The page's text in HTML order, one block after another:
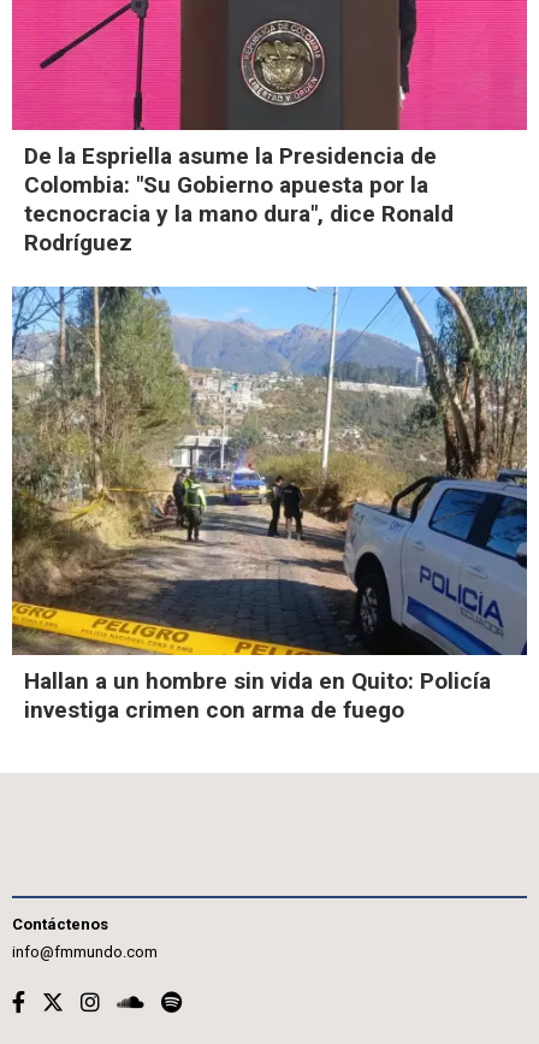
De la Espriella asume la Presidencia de
Colombia: "Su Gobierno apuesta por la
tecnocracia y la mano dura", dice Ronald
Rodríguez
Hallan a un hombre sin vida en Quito: Policía
investiga crimen con arma de fuego
Contáctenos
info@fmmundo.com